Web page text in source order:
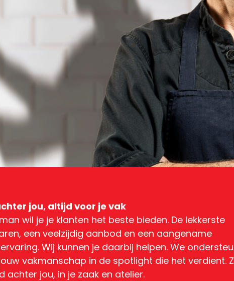
jou, altijd voor je vak
wil je je klanten het beste bieden. De lekkerste
een veelzijdig aanbod en een aangename
Wij kunnen je daarbij helpen. We
vakmanschap in de spotlight die het verdient.
achter jou, in je zaak en atelier.